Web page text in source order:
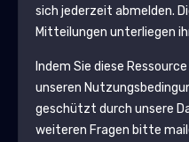
sich jederzeit abmelden.
Mitteilungen unterliegen
Indem Sie diese
unseren
geschützt durch unsere
weiteren Fragen bitte